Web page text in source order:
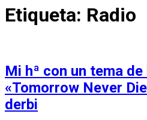
Etiqueta: Radio
Mi hª con un tema de
«Tomorrow Never
derbi